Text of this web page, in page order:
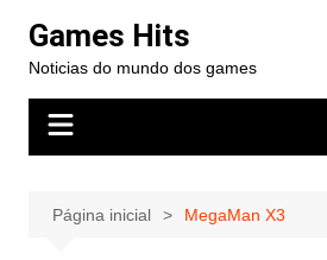
para
conteúdo
Games Hits
Noticias do mundo dos games
Página inicial MegaMan X3